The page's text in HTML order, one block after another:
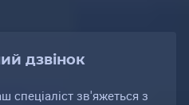
дзвінок
спеціаліст зв'яжеться з